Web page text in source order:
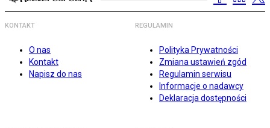
KONTAKT
O nas
Kontakt
Napisz do nas
REGULAMIN
Polityka Prywatności
Zmiana ustawień zgód
Regulamin serwisu
Informacje o nadawcy
Deklaracja dostępności